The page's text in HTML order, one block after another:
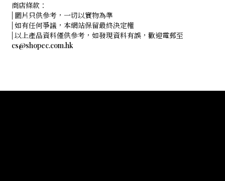
商店條款：
| 圖片只供參考，一切以實物為準
| 如有任何爭議，本網站保留最終決定權
| 以上產品資料僅供參考，如發現資料有誤，歡迎電郵至
cs@shopec.com.hk